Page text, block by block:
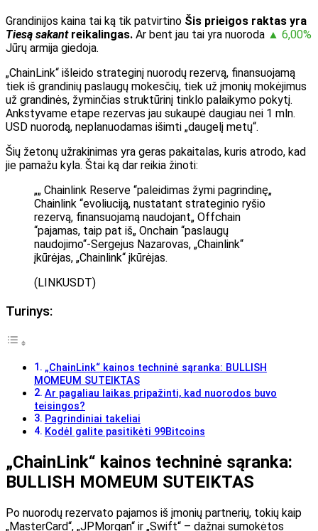
Grandinijos kaina tai ką tik patvirtino Šis prieigos raktas yra
Tiesą sakantreikalingas. Ar bent jau tai yra nuoroda ▲ 6,00%
Jūrų armija giedoja.
„ChainLink“ išleido strateginį nuorodų rezervą, finansuojamą
tiek iš grandinių paslaugų mokesčių, tiek už įmonių mokėjimus
už grandinės, žyminčias struktūrinį tinklo palaikymo pokytį.
Ankstyvame etape rezervas jau sukaupė daugiau nei 1 mln.
USD nuorodą, neplanuodamas išimti „daugelį metų“.
Šių žetonų užrakinimas yra geras pakaitalas, kuris atrodo, kad
jie pamažu kyla. Štai ką dar reikia žinoti:
„„ Chainlink Reserve “paleidimas žymi pagrindinę„
Chainlink “evoliuciją, nustatant strateginio ryšio
rezervą, finansuojamą naudojant„ Offchain
“pajamas, taip pat iš„ Onchain “paslaugų
naudojimo“-Sergejus Nazarovas, „Chainlink“
įkūrėjas, „Chainlink“ įkūrėjas.
(LINKUSDT)
Turinys:
„ChainLink“ kainos techninė sąranka: BULLISH
MOMEUM SUTEIKTAS
Ar pagaliau laikas pripažinti, kad nuorodos buvo
teisingos?
Pagrindiniai takeliai
Kodėl galite pasitikėti 99Bitcoins
„ChainLink“ kainos techninė sąranka:
BULLISH MOMEUM SUTEIKTAS
Po nuorodų rezervato pajamos iš įmonių partnerių, tokių kaip
„MasterCard“, „JPMorgan“ ir „Swift“ – dažnai sumokėtos